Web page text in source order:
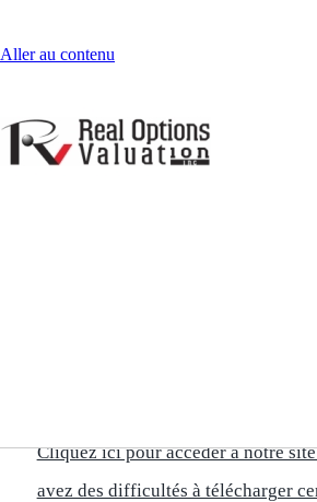
Aller au contenu
Évaluation des options d'achat des
Cliquez ici pour accéder à notre
avez des difficultés à télécharger